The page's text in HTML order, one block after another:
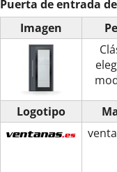
Puerta de entrada
Imagen
Logotipo